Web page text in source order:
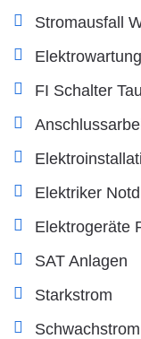
Stromausfall
FI Schalter
Elektriker
Elektrogeräte
SAT Anlagen
Starkstrom
Schwachstrom